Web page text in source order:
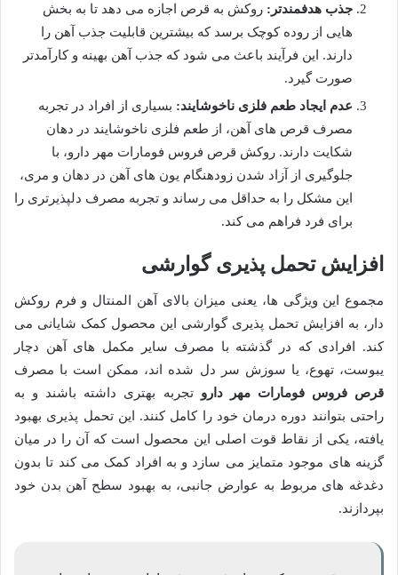
جذب هدفمندتر: روکش به قرص اجازه می دهد تا به بخش
هایی از روده کوچک برسد که بیشترین قابلیت جذب آهن را
دارند. این فرآیند باعث می شود که جذب آهن بهینه و کارآمدتر
صورت گیرد.
عدم ایجاد طعم فلزی ناخوشایند: بسیاری از افراد در تجربه
مصرف قرص های آهن، از طعم فلزی ناخوشایند در دهان
شکایت دارند. روکش قرص فروس فومارات مهر دارو، با
جلوگیری از آزاد شدن زودهنگام یون های آهن در دهان و مری،
این مشکل را به حداقل می رساند و تجربه مصرف دلپذیرتری را
برای فرد فراهم می کند.
افزایش تحمل پذیری گوارشی
مجموع این ویژگی ها، یعنی میزان بالای آهن المنتال و فرم روکش
دار، به افزایش تحمل پذیری گوارشی این محصول کمک شایانی می
کند. افرادی که در گذشته با مصرف سایر مکمل های آهن دچار
یبوست، تهوع، یا سوزش سر دل شده اند، ممکن است با مصرف
قرص فروس فومارات مهر دارو تجربه بهتری داشته باشند و به
راحتی بتوانند دوره درمان خود را کامل کنند. این تحمل پذیری بهبود
یافته، یکی از نقاط قوت اصلی این محصول است که آن را در میان
گزینه های موجود متمایز می سازد و به افراد کمک می کند تا بدون
دغدغه های مربوط به عوارض جانبی، به بهبود سطح آهن بدن خود
بپردازند.